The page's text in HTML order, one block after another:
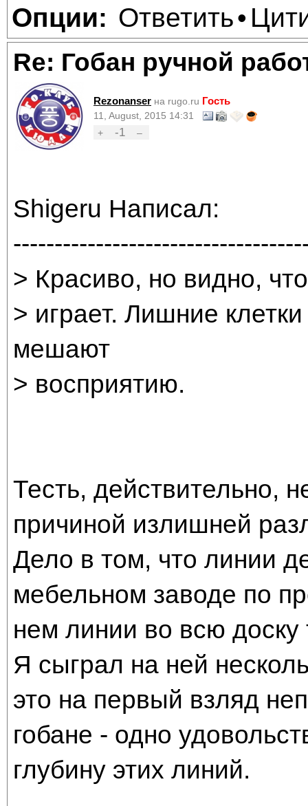
Опции: Ответить•
Re: Гобан ручной
Rezonanser на rugo.ru Гость
11, August, 2015 14:31
+
-1 –
Shigeru Написал:
> Красиво, но видно,
> играет. Лишние
мешают
> восприятию.
Тесть, действительно,
причиной излишней
Дело в том, что линии
мебельном заводе по
нем линии во всю доску
Я сыграл на ней
это на первый взляд
гобане - одно
глубину этих линий.